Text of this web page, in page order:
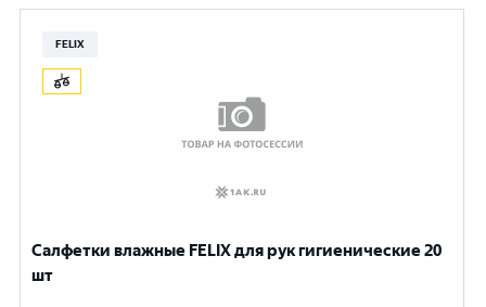
FELIX
Салфетки влажные FELIX для рук гигиенические 20
шт